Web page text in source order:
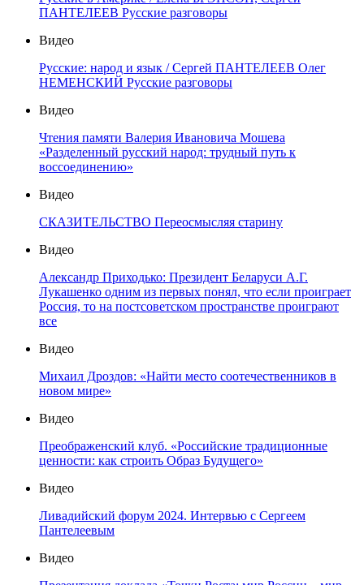
ПАНТЕЛЕЕВ Русские разговоры
Видео
Русские: народ и язык / Сергей ПАНТЕЛЕЕВ Олег
НЕМЕНСКИЙ Русские разговоры
Видео
Чтения памяти Валерия Ивановича Мошева
«Разделенный русский народ: трудный путь к
воссоединению»
Видео
СКАЗИТЕЛЬСТВО Переосмысляя старину
Видео
Александр Приходько: Президент Беларуси А.Г.
Лукашенко одним из первых понял, что если проиграет
Россия, то на постсоветском пространстве проиграют
все
Видео
Михаил Дроздов: «Найти место соотечественников в
новом мире»
Видео
Преображенский клуб. «Российские традиционные
ценности: как строить Образ Будущего»
Видео
Ливадийский форум 2024. Интервью с Сергеем
Пантелеевым
Видео